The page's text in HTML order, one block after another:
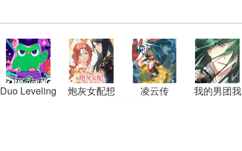
Duo Leveling
炮灰女配想
凌云传
我的男团我